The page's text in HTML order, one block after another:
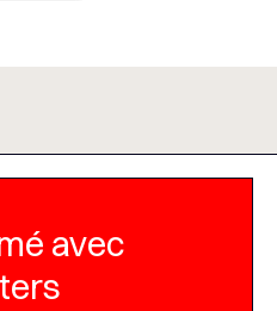
avec